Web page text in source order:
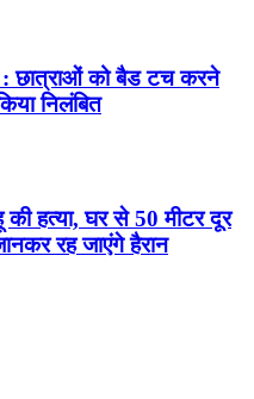
: छात्राओं को बैड टच करने
निलंबित
हत्या, घर से 50 मीटर दूर
रह जाएंगे हैरान